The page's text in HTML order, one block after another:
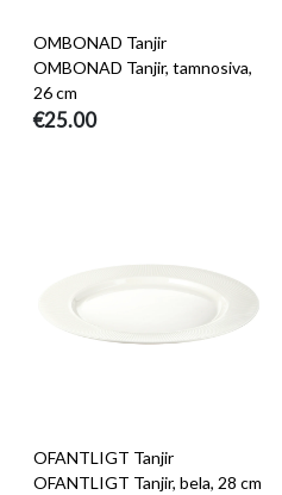
OMBONAD Tanjir
OMBONAD Tanjir, tamnosiva,
26 cm
€25.00
OFANTLIGT Tanjir
OFANTLIGT Tanjir, bela, 28 cm